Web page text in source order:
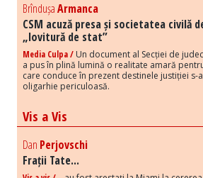
BrîndușaArmanca
CSM acuză presa și societatea civilă
„lovitură de stat”
Media Culpa / Un document al Secției de
a pus în plină lumină o realitate amară
care conduce în prezent destinele justiției
oligarhie periculoasă.
Vis a Vis
Dan Perjovschi
Frații Tate...